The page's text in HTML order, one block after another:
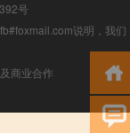
号
说明，我们
商业合作